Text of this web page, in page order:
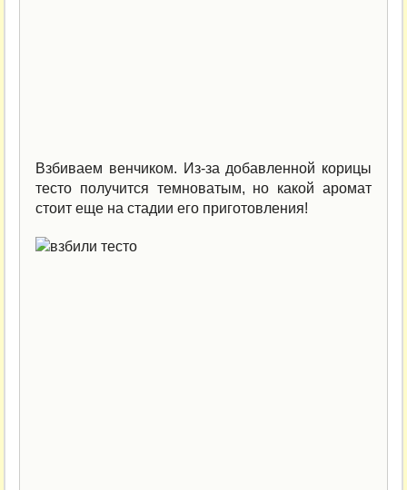
Взбиваем венчиком. Из-за добавленной корицы
тесто получится темноватым, но какой аромат
стоит еще на стадии его приготовления!